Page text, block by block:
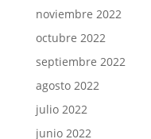
noviembre 2022
octubre 2022
septiembre 2022
agosto 2022
julio 2022
junio 2022